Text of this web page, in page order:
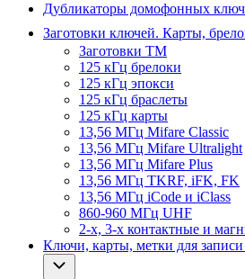
Дубликаторы домофонных
Заготовки ключей. Карты,
Заготовки ТМ
125 кГц брелоки
125 кГц эпокси
125 кГц браслеты
125 кГц карты
13,56 МГц Mifare Classic
13,56 МГц Mifare Ultralight
13,56 МГц Mifare Plus
13,56 МГц TKRF, iFK, FK
13,56 МГц iCode и iClass
860-960 МГц UHF
2-х, 3-х контактные и
Ключи, карты, метки для